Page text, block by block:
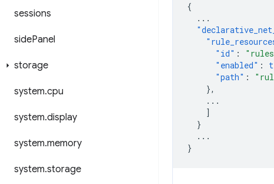
sessions
sidePanel
storage
system.cpu
system.display
system.memory
system.storage
{
...
"id" :
"enabled" :
"path" :
},
...
]
}
...
}